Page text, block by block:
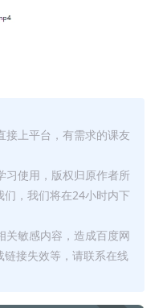
接上平台，有需求的课友
习使用，版权归原作者所
，我们将在24小时内下
关敏感内容，造成百度网
接失效等，请联系在线